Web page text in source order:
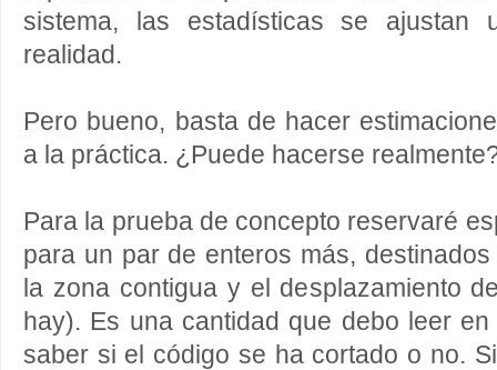
sistema, las estadísticas se
realidad.
Pero bueno, basta de hacer
a la práctica. ¿Puede hacerse
Para la prueba de concepto reservaré
para un par de enteros más,
la zona contigua y el desplazamiento
hay). Es una cantidad que debo leer
saber si el código se ha cortado o no.